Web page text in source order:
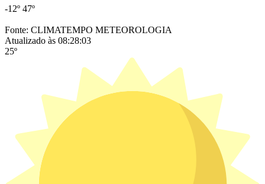
-12º 47º
Fonte: CLIMATEMPO METEOROLOGIA
Atualizado às 08:28:03
25º